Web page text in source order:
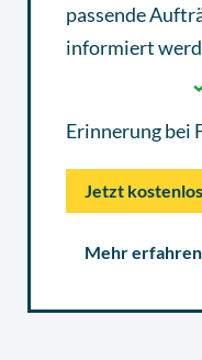
passende
informiert
Erinnerung bei
Jetzt
Mehr erfahren